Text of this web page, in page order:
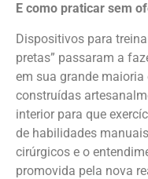
E como praticar sem
Dispositivos para
pretas” passaram a
em sua grande
construídas
interior para que
de habilidades
cirúrgicos e o
promovida pela nova